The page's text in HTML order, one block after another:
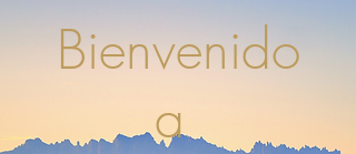
Bienvenido
a